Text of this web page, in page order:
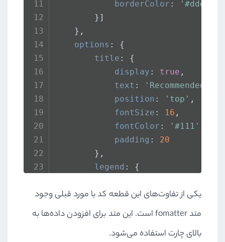
borderColor :
'#ddd'
        }]
    },
options : {
title : {
display : true ,
text :
'Recommended
position : 'top' ,
fontSize : 16 ,
fontColor : '#111'
padding : 20
        },
legend : {
position: 'bottom'
labels
: {
fontColor: '#111'
یکی از تفاوت‌های این قطعه کد با مورد قبلی وجود
متد fomatter است. این متد برای افزودن داده‌ها به
بالای چارت استفاده می‌شود.